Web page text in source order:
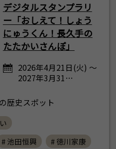
デジタルスタンプラリ
ー「おしえて！しょう
にゅうくん！長久手の
たたかいさんぽ」
2026年4月21日(火) ～
2027年3月31…
歴史スポット
# 池田恒興
# 徳川家康